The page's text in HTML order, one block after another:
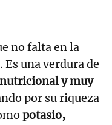
no falta en la
Es una verdura de
y muy
por su riqueza
potasio,